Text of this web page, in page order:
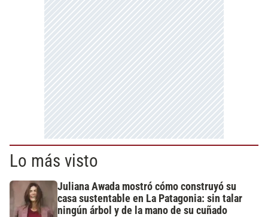
Lo más visto
Juliana Awada mostró cómo construyó su
casa sustentable en La Patagonia: sin talar
ningún árbol y de la mano de su cuñado